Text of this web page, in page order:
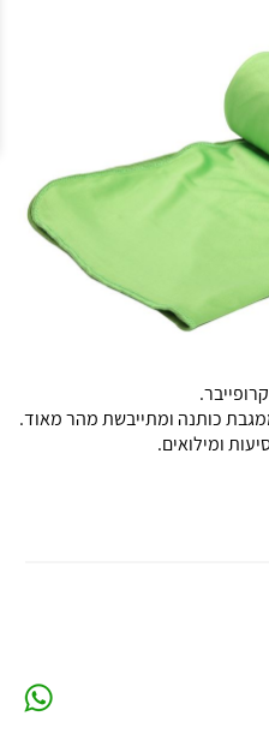
כותנה ומתייבשת מהר מאוד.
ומילואים.